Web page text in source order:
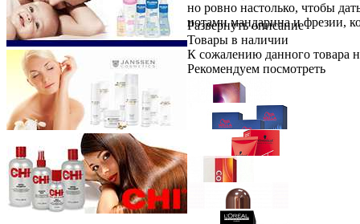
но ровно настолько, чтобы
нотами мандарина и фрезии,
Развернуть описание
Товары в наличии
К сожалению данного товара
Рекомендуем посмотреть
Wella Professionals